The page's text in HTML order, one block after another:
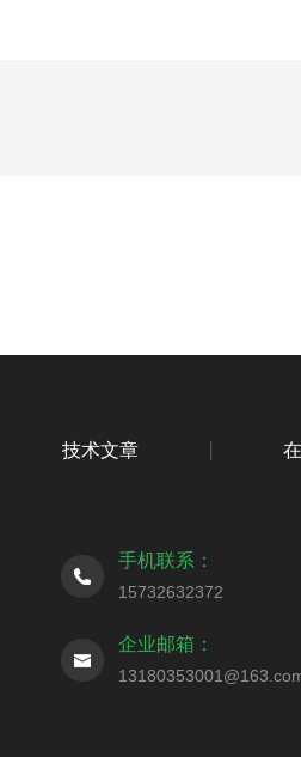
技术文章
手机联系：
15732632372
企业邮箱：